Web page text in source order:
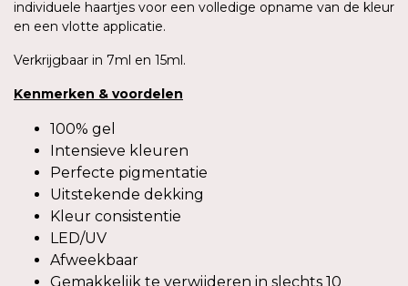
individuele haartjes voor een volledige opname van de kleur
en een vlotte applicatie.
Verkrijgbaar in 7ml en 15ml.
Kenmerken & voordelen
100% gel
Intensieve kleuren
Perfecte pigmentatie
Uitstekende dekking
Kleur consistentie
LED/UV
Afweekbaar
Gemakkelijk te verwijderen in slechts 10